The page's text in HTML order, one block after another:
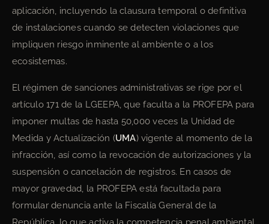
aplicación, incluyendo la clausura temporal o definitiva
de instalaciones cuando se detecten violaciones que
impliquen riesgo inminente al ambiente o a los
ecosistemas.
El régimen de sanciones administrativas se rige por el
artículo 171 de la LGEEPA, que faculta a la PROFEPA para
imponer multas de hasta 50,000 veces la Unidad de
Medida y Actualización (UMA) vigente al momento de la
infracción, así como la revocación de autorizaciones y la
suspensión o cancelación de registros. En casos de
mayor gravedad, la PROFEPA está facultada para
formular denuncia ante la Fiscalía General de la